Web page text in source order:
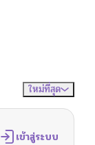
03/13/2026
03/08/2026
ใหม่ที่สุด
เข้าสู่ระบบ